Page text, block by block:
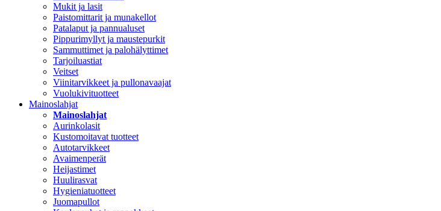
Mukit ja lasit
Paistomittarit ja munakellot
Patalaput ja pannualuset
Pippurimyllyt ja maustepurkit
Sammuttimet ja palohälyttimet
Tarjoiluastiat
Veitset
Viinitarvikkeet ja pullonavaajat
Vuolukivituotteet
Mainoslahjat
Mainoslahjat
Aurinkolasit
Kustomoitavat tuotteet
Autotarvikkeet
Avaimenperät
Heijastimet
Huulirasvat
Hygieniatuotteet
Juomapullot